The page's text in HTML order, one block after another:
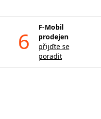
6
F-Mobil
prodejen
přijďte se
poradit